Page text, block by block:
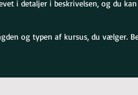
i detaljer i beskrivelsen, og du
og typen af kursus, du vælger.